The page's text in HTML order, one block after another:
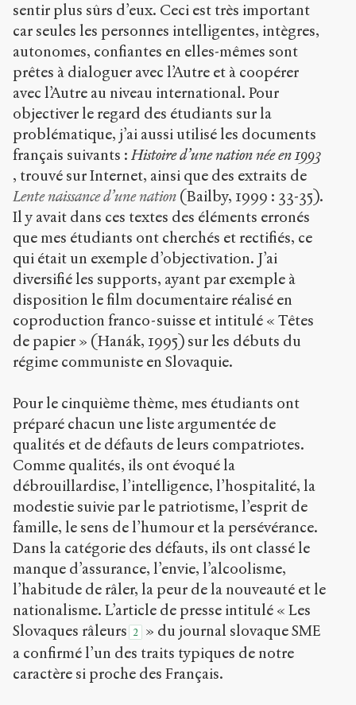
sentir plus sûrs d’eux. Ceci est très important
car seules les personnes intelligentes, intègres,
autonomes, confiantes en elles-mêmes sont
prêtes à dialoguer avec l’Autre et à coopérer
avec l’Autre au niveau international. Pour
objectiver le regard des étudiants sur la
problématique, j’ai aussi utilisé les documents
français suivants : Histoire d’une nation née en 1993
, trouvé sur Internet, ainsi que des extraits de
Lentenaissanced’une nation (Bailby, 1999 : 33-35).
Il y avait dans ces textes des éléments erronés
que mes étudiants ont cherchés et rectifiés, ce
qui était un exemple d’objectivation. J’ai
diversifié les supports, ayant par exemple à
disposition le film documentaire réalisé en
coproduction franco-suisse et intitulé « Têtes
de papier » (Hanák, 1995) sur les débuts du
régime communiste en Slovaquie.
Pour le cinquième thème, mes étudiants ont
préparé chacun une liste argumentée de
qualités et de défauts de leurs compatriotes.
Comme qualités, ils ont évoqué la
débrouillardise, l’intelligence, l’hospitalité, la
modestie suivie par le patriotisme, l’esprit de
famille, le sens de l’humour et la persévérance.
Dans la catégorie des défauts, ils ont classé le
manque d’assurance, l’envie, l’alcoolisme,
l’habitude de râler, la peur de la nouveauté et le
nationalisme. L’article de presse intitulé « Les
Slovaques râleurs 2
» du journal slovaque SME
a confirmé l’un des traits typiques de notre
caractère si proche des Français.